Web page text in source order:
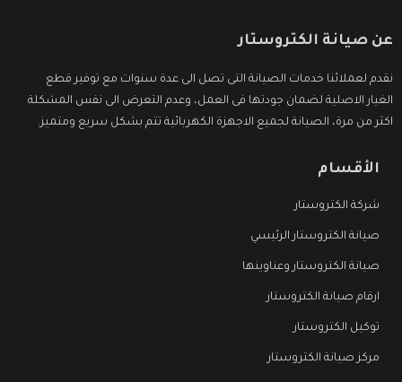
عن صيانة الكتروستار
نقدم لعملائنا خدمات الصيانة التى تصل الى عدة سنوات مع توفير قطع
الغيار الاصلية لضمان جودتها فى العمل، وعدم التعرض الى نفس المشكلة
اكثر من مرة، الصيانة لجميع الاجهزة الكهربائية تتم بشكل سريع ومتميز.
الأقسام
شركة الكتروستار
صيانة الكتروستار الرئيسي
صيانة الكتروستار وعناوينها
ارقام صيانة الكتروستار
توكيل الكتروستار
مركز صيانة الكتروستار